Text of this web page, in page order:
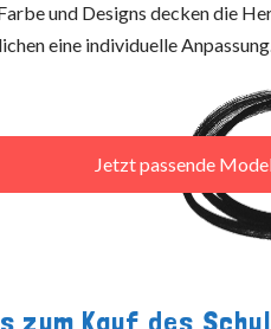
und Designs decken die
eine individuelle
Jetzt passende